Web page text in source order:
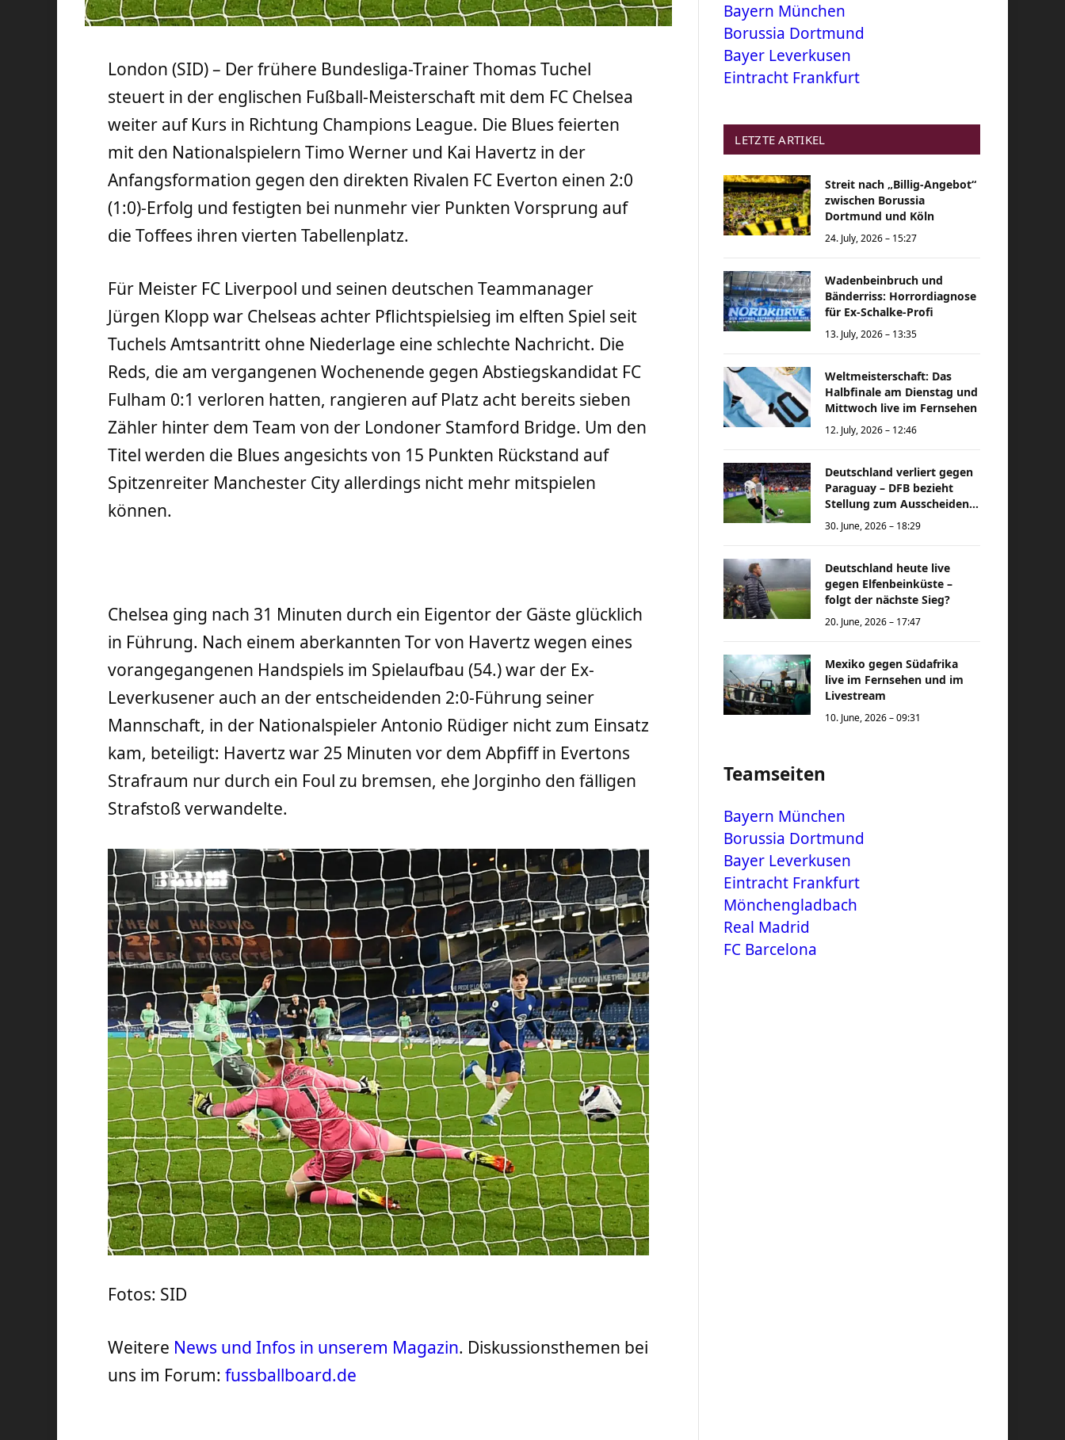
London (SID) – Der frühere Bundesliga-Trainer Thomas Tuchel
steuert in der englischen Fußball-Meisterschaft mit dem FC Chelsea
weiter auf Kurs in Richtung Champions League. Die Blues feierten
mit den Nationalspielern Timo Werner und Kai Havertz in der
Anfangsformation gegen den direkten Rivalen FC Everton einen 2:0
(1:0)-Erfolg und festigten bei nunmehr vier Punkten Vorsprung auf
die Toffees ihren vierten Tabellenplatz.
Für Meister FC Liverpool und seinen deutschen Teammanager
Jürgen Klopp war Chelseas achter Pflichtspielsieg im elften Spiel seit
Tuchels Amtsantritt ohne Niederlage eine schlechte Nachricht. Die
Reds, die am vergangenen Wochenende gegen Abstiegskandidat FC
Fulham 0:1 verloren hatten, rangieren auf Platz acht bereits sieben
Zähler hinter dem Team von der Londoner Stamford Bridge. Um den
Titel werden die Blues angesichts von 15 Punkten Rückstand auf
Spitzenreiter Manchester City allerdings nicht mehr mitspielen
können.
Chelsea ging nach 31 Minuten durch ein Eigentor der Gäste glücklich
in Führung. Nach einem aberkannten Tor von Havertz wegen eines
vorangegangenen Handspiels im Spielaufbau (54.) war der Ex-
Leverkusener auch an der entscheidenden 2:0-Führung seiner
Mannschaft, in der Nationalspieler Antonio Rüdiger nicht zum Einsatz
kam, beteiligt: Havertz war 25 Minuten vor dem Abpfiff in Evertons
Strafraum nur durch ein Foul zu bremsen, ehe Jorginho den fälligen
Strafstoß verwandelte.
Fotos: SID
Weitere News und Infos in unserem Magazin. Diskussionsthemen bei
uns im Forum:fussballboard.de
Bayern München
Borussia Dortmund
Bayer Leverkusen
Eintracht Frankfurt
LETZTE ARTIKEL
Streit nach „Billig-Angebot“
zwischen Borussia
Dortmund und Köln
24. July, 2026 – 15:27
Wadenbeinbruch und
Bänderriss: Horrordiagnose
für Ex-Schalke-Profi
13. July, 2026 – 13:35
Weltmeisterschaft: Das
Halbfinale am Dienstag und
Mittwoch live im Fernsehen
12. July, 2026 – 12:46
Deutschland verliert gegen
Paraguay – DFB bezieht
Stellung zum Ausscheiden
bei der Weltmeisterschaft
30. June, 2026 – 18:29
Deutschland heute live
gegen Elfenbeinküste –
folgt der nächste Sieg?
20. June, 2026 – 17:47
Mexiko gegen Südafrika
live im Fernsehen und im
Livestream
10. June, 2026 – 09:31
Teamseiten
Bayern München
Borussia Dortmund
Bayer Leverkusen
Eintracht Frankfurt
Mönchengladbach
Real Madrid
FC Barcelona